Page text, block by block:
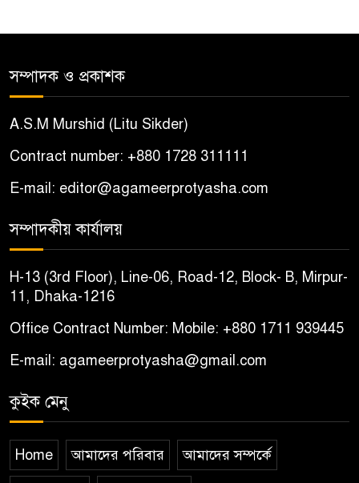
পরিবার
৫
চাল জব্দের ঘটনায় ষড়যন্ত্রের
৬
পরীক্ষা
৭
বোয়ালমারীতে সাবেক কাউন্সিলরের
বাড়ি থেকে ইমাম-মুয়াজ্জিনদের
পরিকল্পিত হত্যা; না দুর্ঘটনাঃ
অবশেষে হত্যা মামলা দায়ের
সম্পাদক ও প্রকাশক
A.S.M Murshid (Litu Sikder)
Contract number: +880 1728 311111
E-mail: editor@agameerprotyasha.com
সম্পাদকীয় কার্যালয়
H-13 (3rd Floor), Line-06, Road-12, Block- B, Mirpur-
11, Dhaka-1216
Office Contract Number: Mobile: +880 1711 939445
E-mail: agameerprotyasha@gmail.com
কুইক মেনু
Home আমাদের পরিবার আমাদের সম্পর্কে